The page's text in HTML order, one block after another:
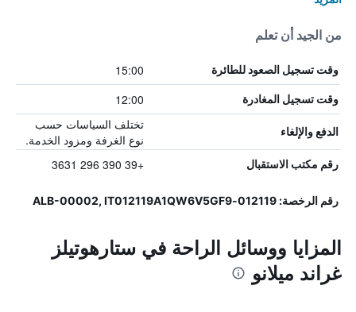
من الجيد أن تعلم
وقت تسجيل الصعود للطائرة 15:00
وقت تسجيل المغادرة 12:00
الدفع والإلغاء
تختلف السياسات حسب
نوع الغرفة ومزود الخدمة.
رقم مكتب الاستقبال +39 390 296 3631
رقم الرخصة: 012119-ALB-00002, IT012119A1QW6V5GF9
المزايا ووسائل الراحة في ستارهوتيلز
غراند ميلانو